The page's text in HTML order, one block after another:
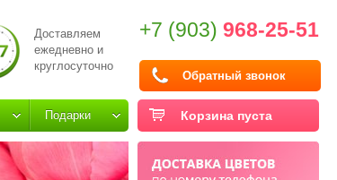
Доставляем
ежедневно и
круглосуточно
+7 (903) 968-25-51
Обратный звонок
Корзина пуста
Подарки